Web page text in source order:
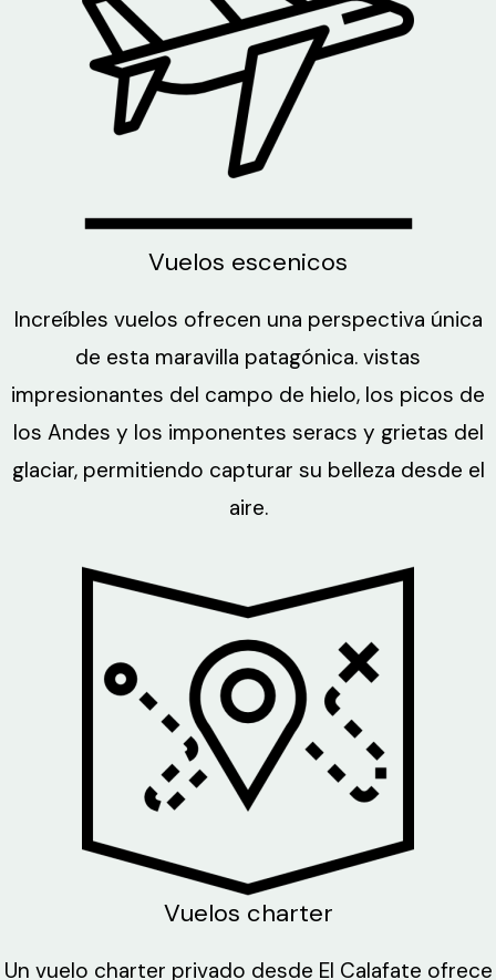
Vuelos escenicos
Increíbles vuelos ofrecen una perspectiva única
de esta maravilla patagónica. vistas
impresionantes del campo de hielo, los picos de
los Andes y los imponentes seracs y grietas del
glaciar, permitiendo capturar su belleza desde el
aire.
Vuelos charter
Un vuelo charter privado desde El Calafate ofrece